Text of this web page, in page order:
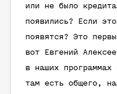
или не было
появились? Если
появятся? Это
вот Евгений
в наших
там есть общего,